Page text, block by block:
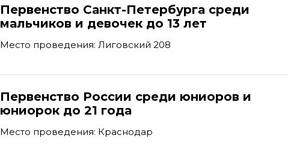
Первенство Санкт-Петербурга среди
мальчиков и девочек до 13 лет
Место проведения: Лиговский 208
Первенство России среди юниоров и
юниорок до 21 года
Место проведения: Краснодар